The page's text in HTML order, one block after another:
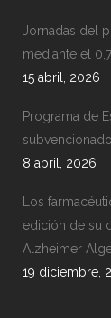
Jornadas del
mediante el
15 abril, 2026
Programa de
8 abril, 2026
Los
edición de su
Alzheimer
19 diciembre,